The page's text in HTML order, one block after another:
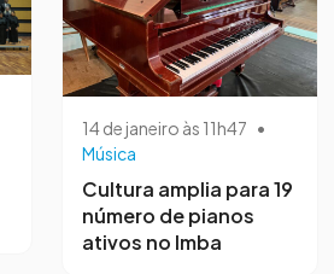
14 de janeiro às 11h47 •
Música
Cultura amplia para 19
número de pianos
ativos no Imba